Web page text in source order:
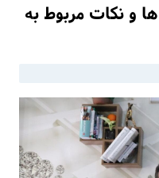
و نکات مربوط به